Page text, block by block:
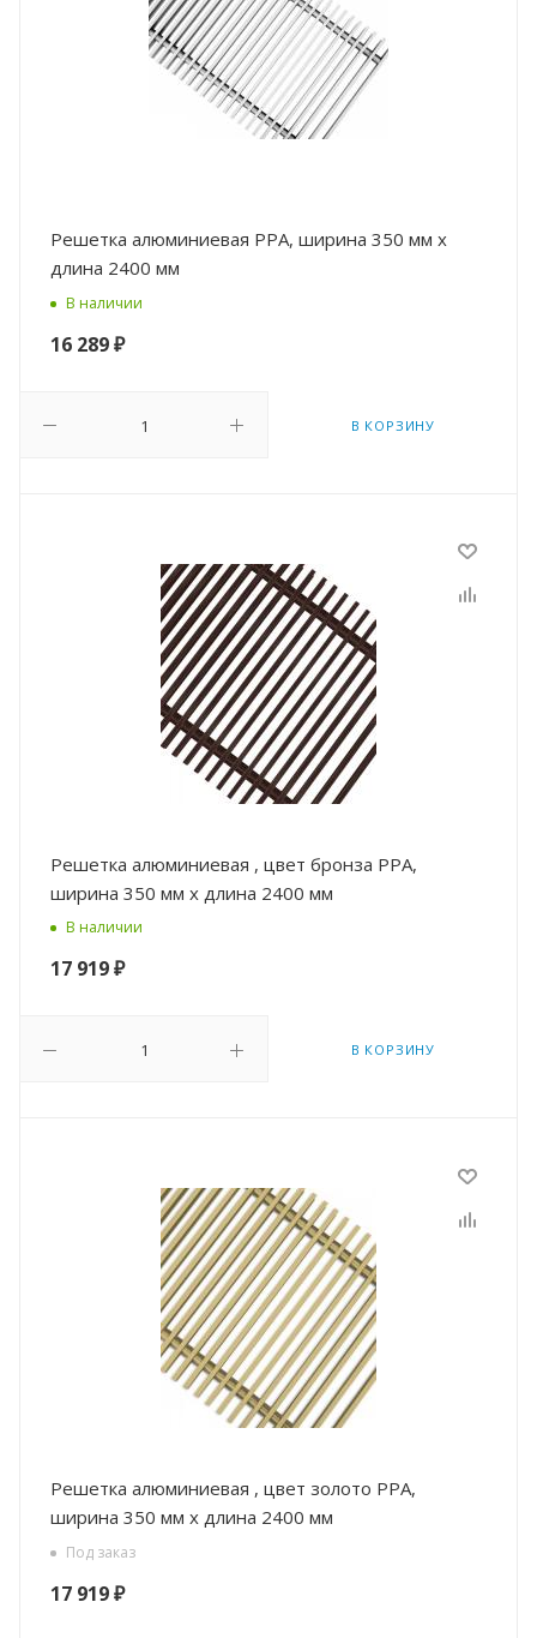
Решетка алюминиевая РРА, ширина 350 мм х
длина 2400 мм
В наличии
16 289₽
В КОРЗИНУ
Решетка алюминиевая , цвет бронза РРА,
ширина 350 мм х длина 2400 мм
В наличии
17 919₽
В КОРЗИНУ
Решетка алюминиевая , цвет золото РРА,
ширина 350 мм х длина 2400 мм
Под заказ
17 919₽